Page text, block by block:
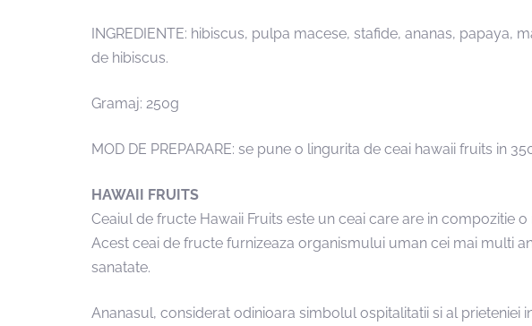
INGREDIENTE: hibiscus, pulpa macese, stafide, ananas,
de hibiscus.
Gramaj: 250g
MOD DE PREPARARE: se pune o lingurita de ceai hawaii fruits in
HAWAII FRUITS
Ceaiul de fructe Hawaii Fruits este un ceai care are in compozitie
Acest ceai de fructe furnizeaza organismului uman cei mai multi
sanatate.
Ananasul, considerat odinioara simbolul ospitalitatii si al prieteniei